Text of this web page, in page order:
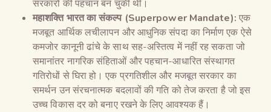
सरकारों की पहचान बन चुकी थी।
महाशक्ति भारत का संकल्प (Superpower Mandate): एक
मजबूत आर्थिक लचीलापन और आधुनिक संपदा का निर्माण एक ऐसे
कमजोर कानूनी ढांचे के साथ सह-अस्तित्व में नहीं रह सकता जो
समानांतर नागरिक संहिताओं और पहचान-आधारित संस्थागत
गतिरोधों से घिरा हो। एक प्रगतिशील और मजबूत सरकार का
समर्थन उन संरचनात्मक बदलावों की गति को तेज करता है जो इस
उच्च विकास दर को बनाए रखने के लिए आवश्यक हैं।